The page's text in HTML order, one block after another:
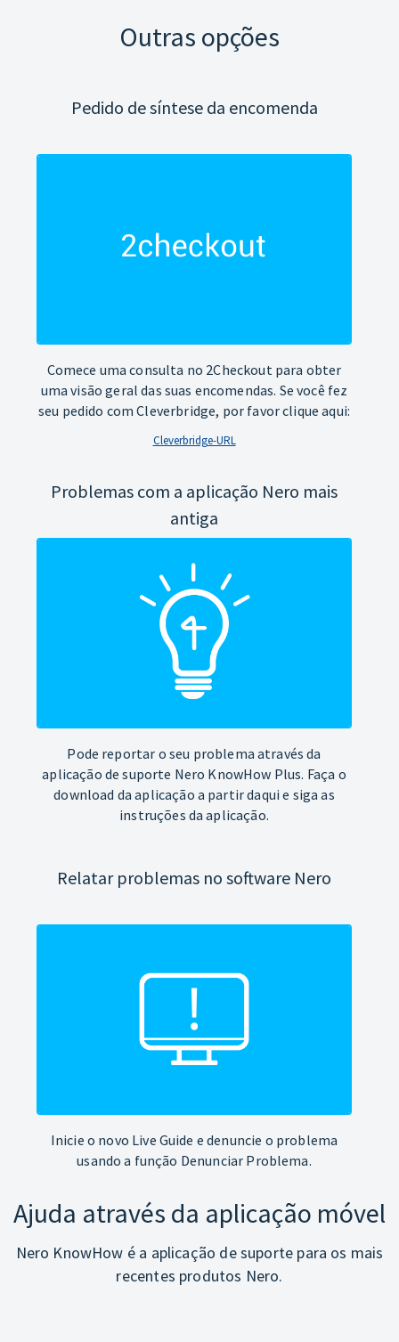
Outras opções
Pedido de síntese da encomenda
Comece uma consulta no 2Checkout para obter
uma visão geral das suas encomendas. Se você fez
seu pedido com Cleverbridge, por favor clique aqui:
Cleverbridge-URL
Problemas com a aplicação Nero mais
antiga
Pode reportar o seu problema através da
aplicação de suporte Nero KnowHow Plus. Faça o
download da aplicação a partir daqui e siga as
instruções da aplicação.
Relatar problemas no software Nero
Inicie o novo Live Guide e denuncie o problema
usando a função Denunciar Problema.
Ajuda através da aplicação móvel
Nero KnowHow é a aplicação de suporte para os mais
recentes produtos Nero.